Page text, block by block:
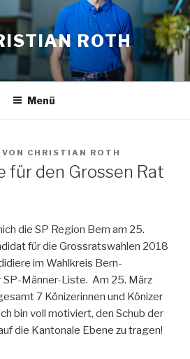
ROTH
Menü
VON CHRISTIAN ROTH
für den Grossen Rat
die SP Region Bern am 25.
für die Grossratswahlen 2018
im Wahlkreis Bern-
SP-Männer-Liste. Am 25. März
7 Könizerinnen und Könizer
bin voll motiviert, den Schub der
die Kantonale Ebene zu tragen!